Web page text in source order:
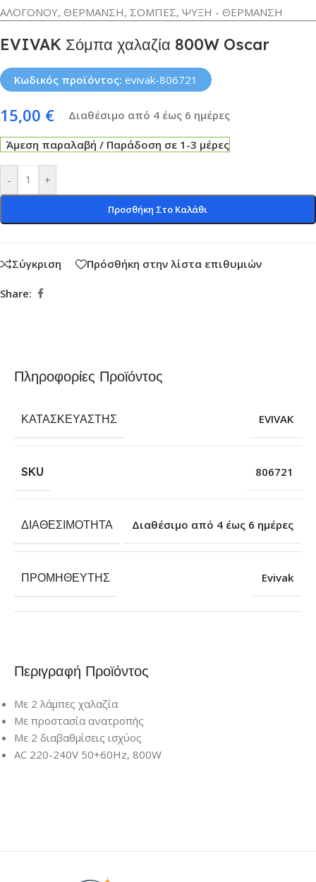
ΑΛΟΓΟΝΟΥ, ΘΕΡΜΑΝΣΗ, ΣΟΜΠΕΣ, ΨΥΞΗ - ΘΕΡΜΑΝΣΗ
EVIVAK Σόμπα χαλαζία 800W Oscar
Κωδικός προϊόντος: evivak-806721
15,00 € Διαθέσιμο από 4 έως 6 ημέρες
Άμεση παραλαβή / Παράδοση σε 1-3 μέρες
- +
Προσθήκη Στο Καλάθι
Σύγκριση Πρόσθήκη στην λίστα επιθυμιών
Share:
Περιγραφή Προϊόντος
Με 2 λάμπες χαλαζία
Με προστασία ανατροπής
Με 2 διαβαθμίσεις ισχύος
AC 220-240V 50+60Hz, 800W
Πληροφορίες Προϊόντος
ΚΑΤΑΣΚΕΥΑΣΤΉΣ EVIVAK
SKU 806721
ΔΙΑΘΕΣΙΜΌΤΗΤΑ Διαθέσιμο από 4 έως 6 ημέρες
ΠΡΟΜΗΘΕΥΤΉΣ Evivak